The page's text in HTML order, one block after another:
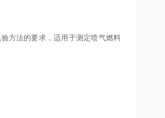
方法的要求，适用于测定喷气燃料